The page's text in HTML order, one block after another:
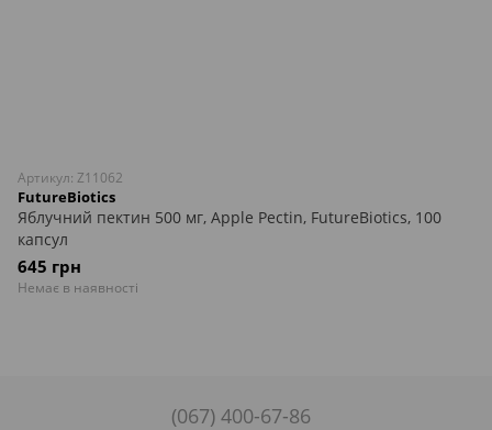
Артикул: Z11062
FutureBiotics
Яблучний пектин 500 мг, Apple Pectin, FutureBiotics, 100
капсул
645 грн
Немає в наявності
(067) 400-67-86